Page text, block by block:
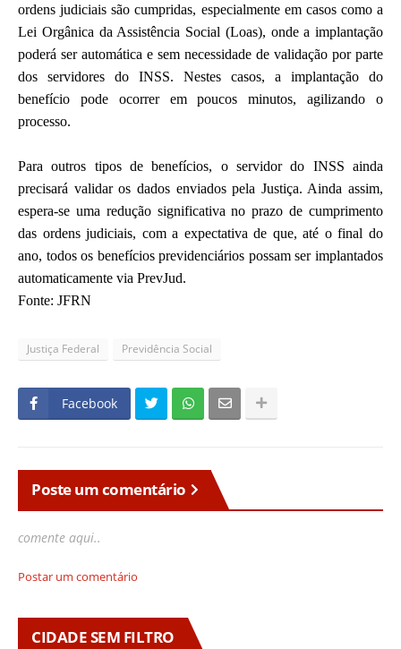
ordens judiciais são cumpridas, especialmente em casos como a
Lei Orgânica da Assistência Social (Loas), onde a implantação
poderá ser automática e sem necessidade de validação por parte
dos servidores do INSS. Nestes casos, a implantação do
benefício pode ocorrer em poucos minutos, agilizando o
processo.
Para outros tipos de benefícios, o servidor do INSS ainda
precisará validar os dados enviados pela Justiça. Ainda assim,
espera-se uma redução significativa no prazo de cumprimento
das ordens judiciais, com a expectativa de que, até o final do
ano, todos os benefícios previdenciários possam ser implantados
automaticamente via PrevJud.
Fonte: JFRN
Justiça Federal Previdência Social
Facebook
Poste um comentário
comente aqui..
Postar um comentário
CIDADE SEM FILTRO